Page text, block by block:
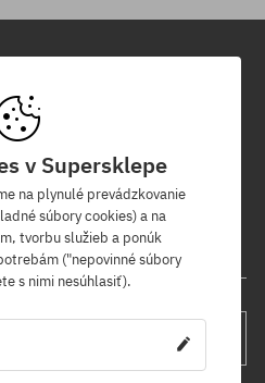
a ako prvý sa dozviete o
propagačných akciách!
-5 % na celú objednávku!
v Supersklepe
na plynulé prevádzkovanie
súbory cookies) a na
tvorbu služieb a ponúk
("nepovinné súbory
s nimi nesúhlasiť).